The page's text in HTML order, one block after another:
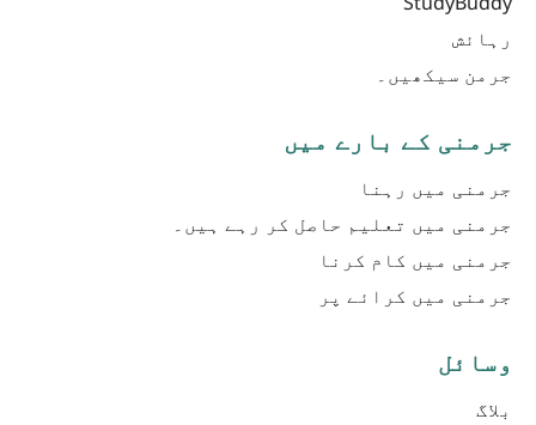
رہائش
جرمن سیکھیں۔
جرمنی کے بارے میں
جرمنی میں رہنا
جرمنی میں تعلیم حاصل کر رہے ہیں۔
جرمنی میں کام کرنا
جرمنی میں کرائے پر
وسائل
بلاگ